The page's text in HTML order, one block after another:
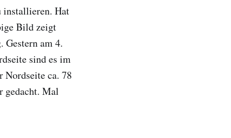
installieren. Hat
Bild zeigt
Gestern am 4.
sind es im
Nordseite ca. 78
gedacht. Mal